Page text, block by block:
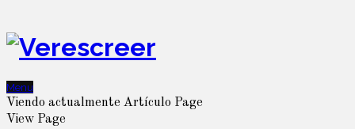
Menu
Viendo actualmente Artículo Page
View Page